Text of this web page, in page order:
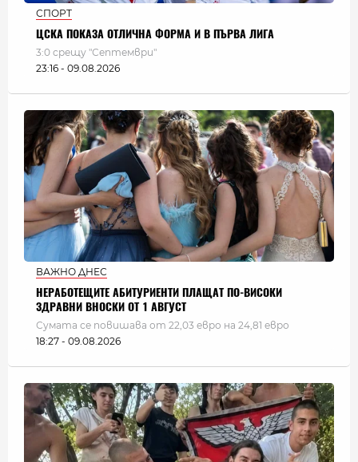
СПОРТ
ЦСКА ПОКАЗА ОТЛИЧНА ФОРМА И В ПЪРВА ЛИГА
3:0 срещу "Септември"
23:16 - 09.08.2026
ВАЖНО ДНЕС
НЕРАБОТЕЩИТЕ АБИТУРИЕНТИ ПЛАЩАТ ПО-ВИСОКИ
ЗДРАВНИ ВНОСКИ ОТ 1 АВГУСТ
Сумата се повишава от 22,03 евро на 24,81 евро
18:27 - 09.08.2026